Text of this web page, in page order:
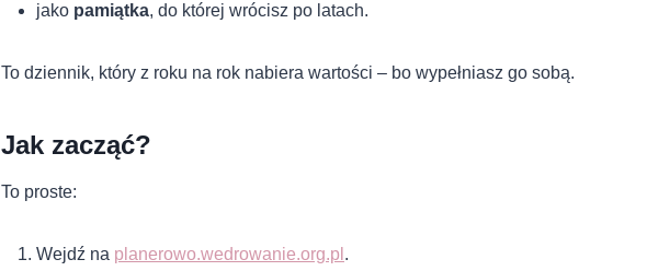
jako pamiątka, do której wrócisz po latach.
To dziennik, który z roku na rok nabiera wartości – bo wypełniasz go sobą.
Jak zacząć?
To proste:
Wejdź na planerowo.wedrowanie.org.pl .